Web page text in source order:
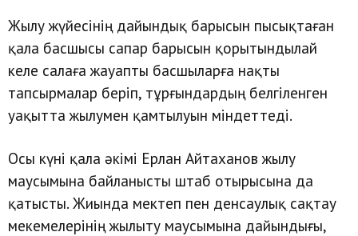
Жылу жүйесінің дайындық барысын пысықтаған
қала басшысы сапар барысын қорытындылай
келе салаға жауапты басшыларға нақты
тапсырмалар беріп, тұрғындардың белгіленген
уақытта жылумен қамтылуын міндеттеді.
Осы күні қала әкімі Ерлан Айтаханов жылу
маусымына байланысты штаб отырысына да
қатысты. Жиында мектеп пен денсаулық сақтау
мекемелерінің жылыту маусымына дайындығы,